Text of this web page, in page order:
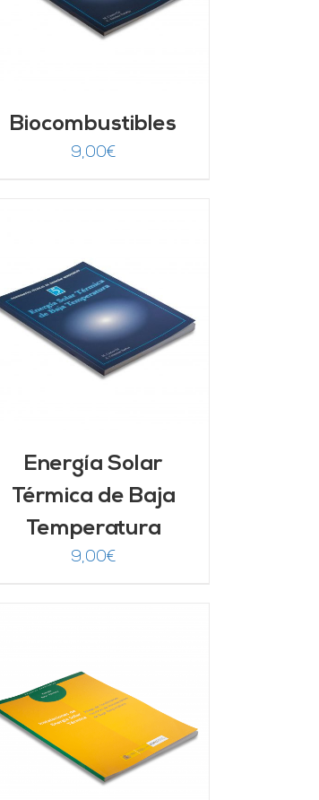
Biocombustibles
9,00€
Energía Solar
Térmica de Baja
Temperatura
9,00€